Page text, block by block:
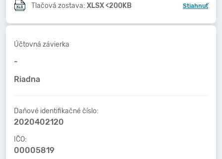
Tlačová zostava: XLSX <200KB Stiahnuť
Účtovná závierka
-
Riadna
Daňové identifikačné číslo:
2020402120
IČO:
00005819